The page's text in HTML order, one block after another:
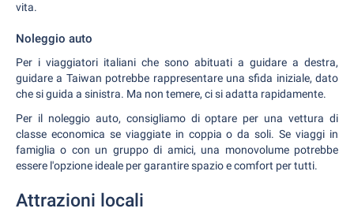
vita.
Noleggio auto
Per i viaggiatori italiani che sono abituati a guidare a destra,
guidare a Taiwan potrebbe rappresentare una sfida iniziale, dato
che si guida a sinistra. Ma non temere, ci si adatta rapidamente.
Per il noleggio auto, consigliamo di optare per una vettura di
classe economica se viaggiate in coppia o da soli. Se viaggi in
famiglia o con un gruppo di amici, una monovolume potrebbe
essere l'opzione ideale per garantire spazio e comfort per tutti.
Attrazioni locali